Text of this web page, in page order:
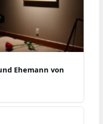
Ehemann von